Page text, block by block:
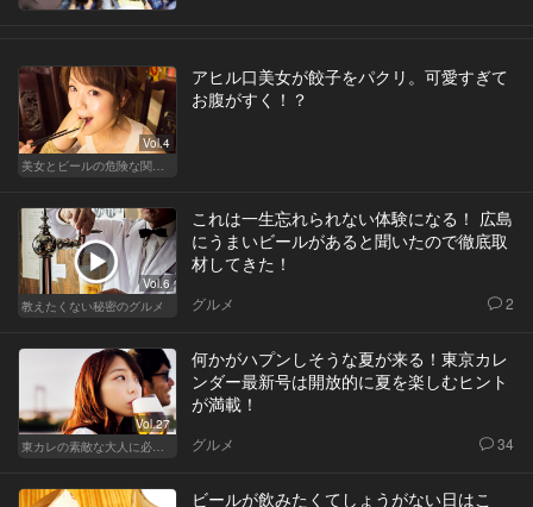
Vol.4
美女とビールの危険な関係！ノックアウトの夏の夜
アヒル口美女が餃子をパクリ。可愛すぎて
お腹がすく！？
Vol.6
教えたくない秘密のグルメ
これは一生忘れられない体験になる！ 広島
にうまいビールがあると聞いたので徹底取
材してきた！
グルメ 2
Vol.27
東カレの素敵な大人に必要なこと
何かがハプンしそうな夏が来る！東京カレ
ンダー最新号は開放的に夏を楽しむヒント
が満載！
グルメ 34
ビールが飲みたくてしょうがない日はこ